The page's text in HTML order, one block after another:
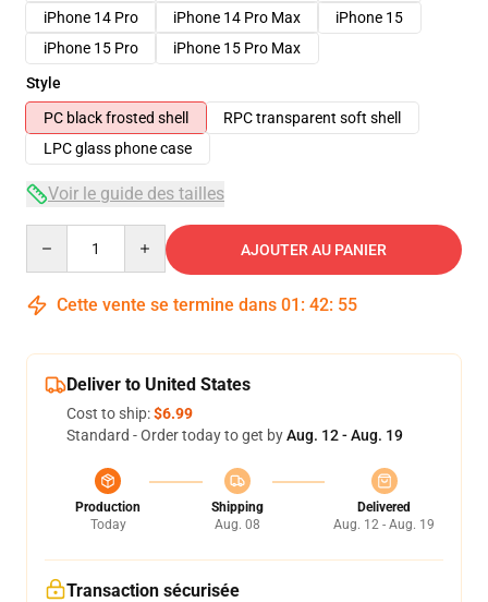
iPhone 14 Pro
iPhone 14 Pro Max
iPhone 15
iPhone 15 Pro
iPhone 15 Pro Max
Style
PC black frosted shell
RPC transparent soft shell
LPC glass phone case
Voir le guide des tailles
AJOUTER AU PANIER
Cette vente se termine dans 01 : 42: 54
Deliver to United States
Cost to ship:$6.99
Standard - Order today to get byAug. 12 - Aug. 19
Production
Today
Shipping
Aug. 08
Delivered
Aug. 12 - Aug. 19
Transaction sécurisée